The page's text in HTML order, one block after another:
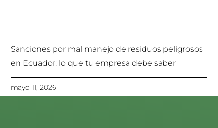
Sanciones por mal manejo de residuos peligrosos
en Ecuador: lo que tu empresa debe saber
mayo 11, 2026